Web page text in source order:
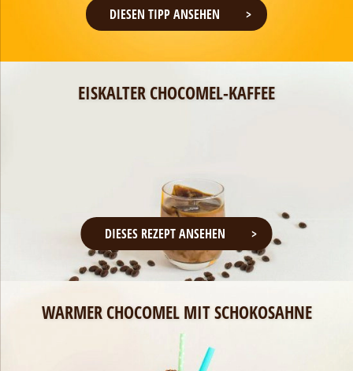
EISKALTER CHOCOMEL-KAFFEE
DIESES REZEPT ANSEHEN
DIESEN TIPP ANSEHEN
WARMER CHOCOMEL MIT SCHOKOSAHNE